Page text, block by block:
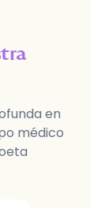
en
médico